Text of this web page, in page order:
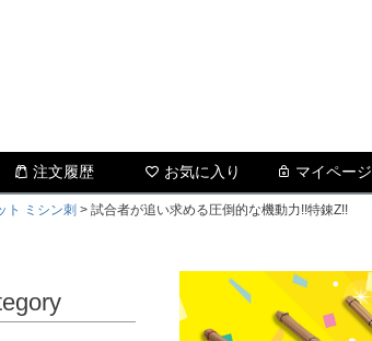
注文履歴 お気に入り マイページ
ト ミシン刺 試合者が追い求める圧倒的な機動力!!特錬Z!!